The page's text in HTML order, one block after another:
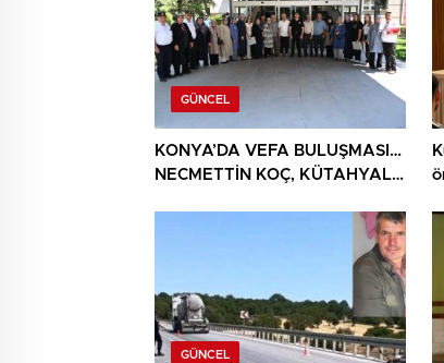
GÜNCEL
KONYA’DA VEFA BULUŞMASI…
NECMETTİN KOÇ, KÜTAHYALI
GÜNCEL